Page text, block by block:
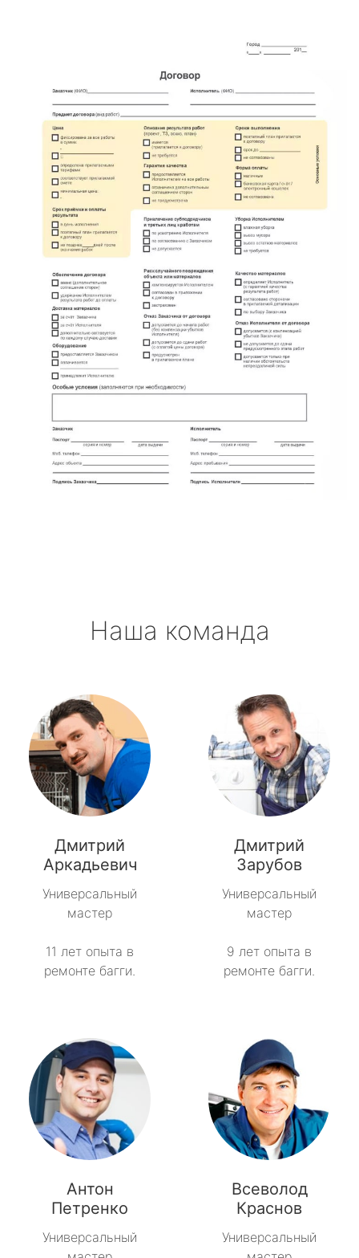
Наша команда
Дмитрий
Аркадьевич
Универсальный
мастер
11 лет опыта в
ремонте багги.
Дмитрий
Зарубов
Универсальный
мастер
9 лет опыта в
ремонте багги.
Антон
Петренко
Универсальный
Всеволод
Краснов
Универсальный